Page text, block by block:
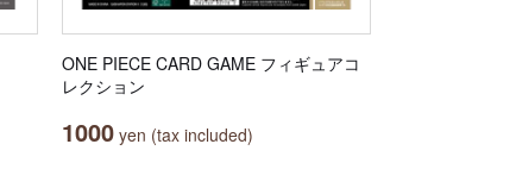
ONE PIECE CARD GAME フィギュアコ
レクション
1000 yen (tax included)